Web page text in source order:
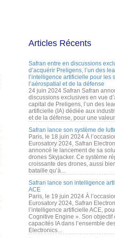
Articles Récents
Safran entre en discussions
d’acquérir Preligens, l’un des
l’intelligence artificielle pour les
l’aérospatial et de la défense
24 juin 2024 Safran Safran
discussions exclusives en vue
capital de Preligens, l’un des
artificielle (IA) dédiée aux
et de la défense, pour une
Safran lance son système de
Paris, le 18 juin 2024 À
Eurosatory 2024, Safran
annoncé le lancement de sa
drones Skyjacker. Ce système
croissante des drones, aussi
bataille qu’à...
Safran lance son intelligence
ACE
Paris, le 19 juin 2024 À
Eurosatory 2024, Safran
l’intelligence artificielle ACE,
Cognitive Engine ». Son objectif
capacités IA dans l’ensemble
Electronics...